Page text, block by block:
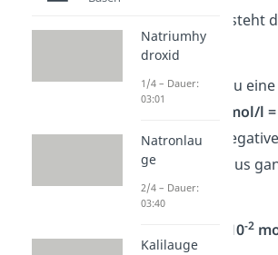
entsteht
Zusammenhang.
Beispiel:Wenn du
) = 0,01 mol/l
kannst du den
Zehnerlogarithmus
berechnen:
(10-2
Natriumhy
droxid
1/4 – Dauer:
03:01
Natronlau
ge
2/4 – Dauer:
03:40
Kalilauge